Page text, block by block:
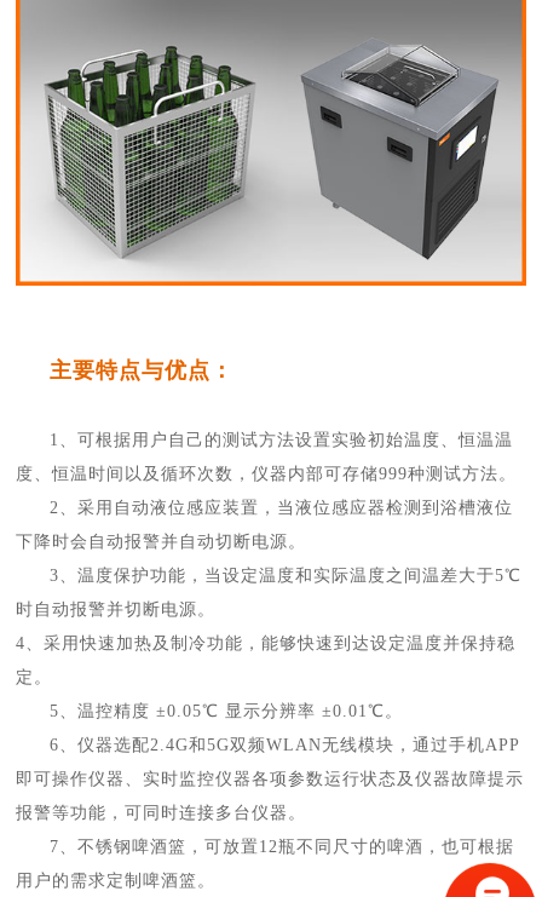
主要特点与优点：
1、可根据用户自己的测试方法设置实验初始温度、恒温温
度、恒温时间以及循环次数，仪器内部可存储999种测试方法。
2、采用自动液位感应装置，当液位感应器检测到浴槽液位
下降时会自动报警并自动切断电源。
3、温度保护功能，当设定温度和实际温度之间温差大于5℃
时自动报警并切断电源。
4、采用快速加热及制冷功能，能够快速到达设定温度并保持稳
定。
5、温控精度 ±0.05℃ 显示分辨率 ±0.01℃。
6、仪器选配2.4G和5G双频WLAN无线模块，通过手机APP
即可操作仪器、实时监控仪器各项参数运行状态及仪器故障提示
报警等功能，可同时连接多台仪器。
7、不锈钢啤酒篮，可放置12瓶不同尺寸的啤酒，也可根据
用户的需求定制啤酒篮。